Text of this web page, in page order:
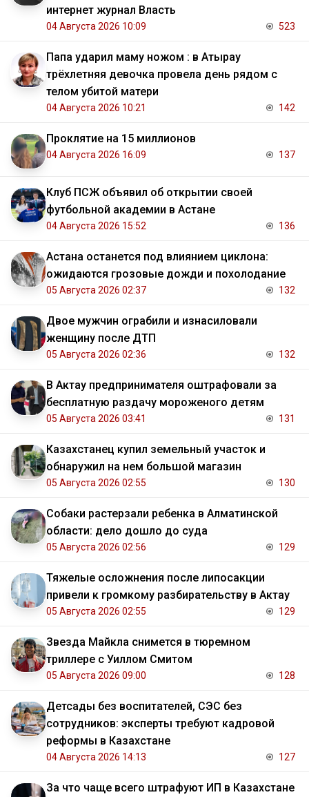
интернет журнал Власть
04 Августа 2026 10:09 523
Папа ударил маму ножом : в Атырау
трёхлетняя девочка провела день рядом с
телом убитой матери
04 Августа 2026 10:21 142
Проклятие на 15 миллионов
04 Августа 2026 16:09 137
Клуб ПСЖ объявил об открытии своей
футбольной академии в Астане
04 Августа 2026 15:52 136
Астана останется под влиянием циклона:
ожидаются грозовые дожди и похолодание
05 Августа 2026 02:37 132
Двое мужчин ограбили и изнасиловали
женщину после ДТП
05 Августа 2026 02:36 132
В Актау предпринимателя оштрафовали за
бесплатную раздачу мороженого детям
05 Августа 2026 03:41 131
Казахстанец купил земельный участок и
обнаружил на нем большой магазин
05 Августа 2026 02:55 130
Собаки растерзали ребенка в Алматинской
области: дело дошло до суда
05 Августа 2026 02:56 129
Тяжелые осложнения после липосакции
привели к громкому разбирательству в Актау
05 Августа 2026 02:55 129
Звезда Майкла снимется в тюремном
триллере с Уиллом Смитом
05 Августа 2026 09:00 128
Детсады без воспитателей, СЭС без
сотрудников: эксперты требуют кадровой
реформы в Казахстане
04 Августа 2026 14:13 127
За что чаще всего штрафуют ИП в Казахстане